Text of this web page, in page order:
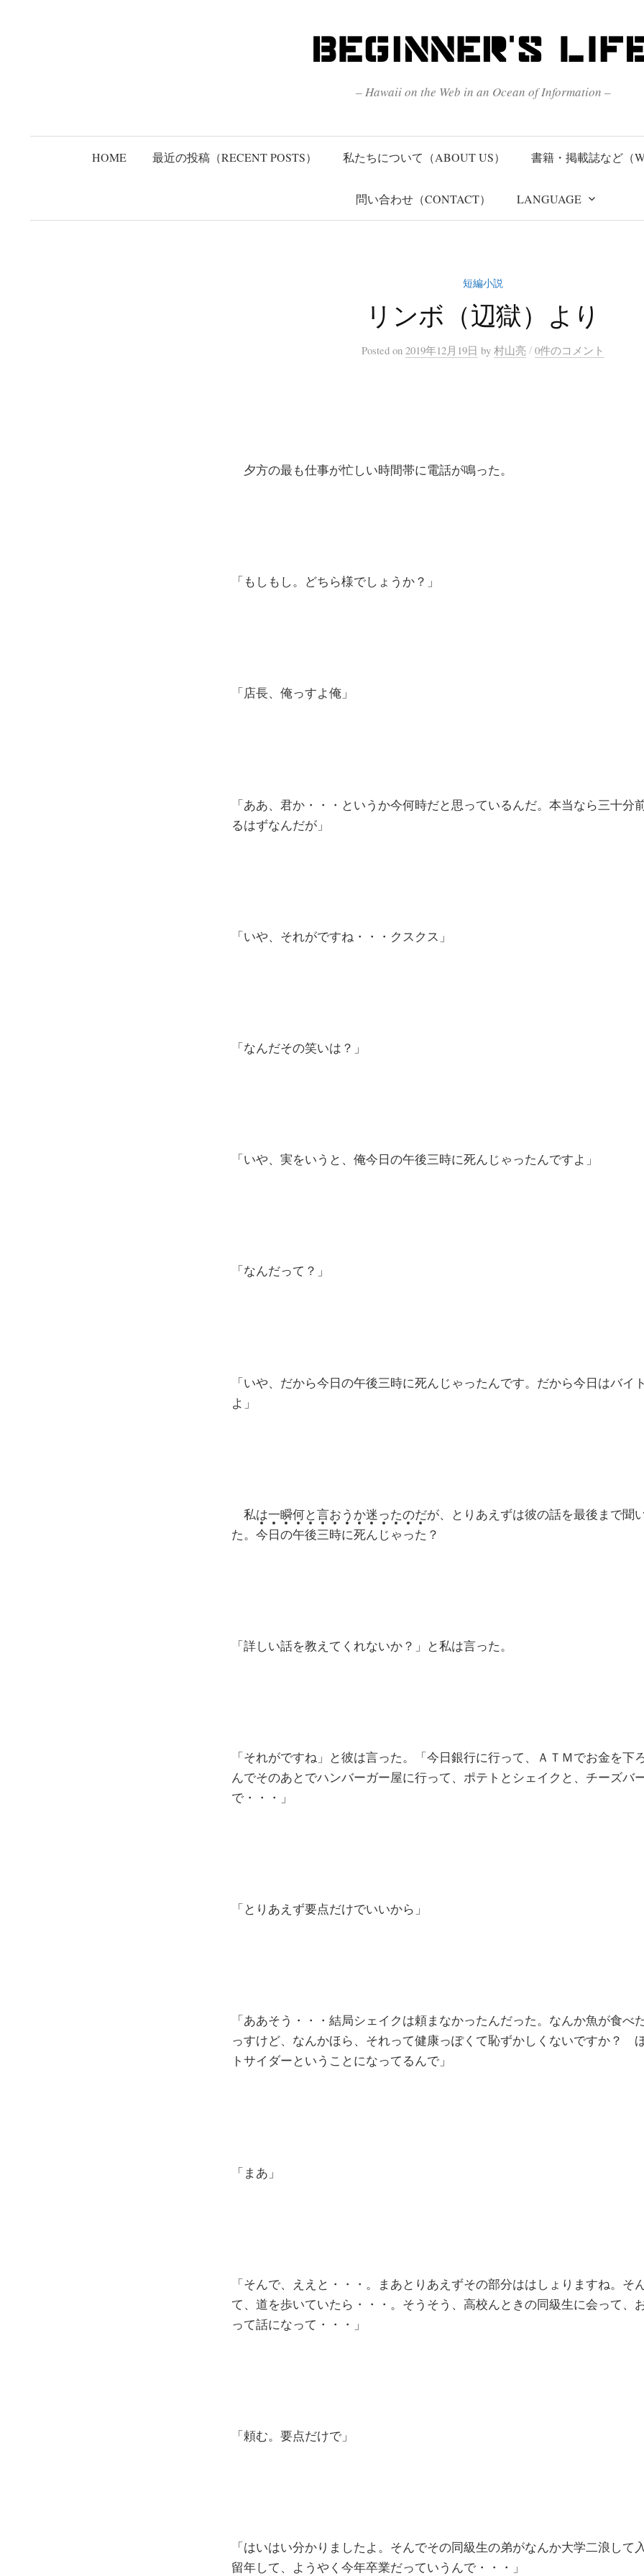
– Hawaii on the Web in an Ocean of Information –
HOME 最近の投稿（RECENT POSTS） 私たちについて（ABOUT US） 書籍・掲載誌など（
問い合わせ（CONTACT） LANGUAGE
短編小説
リンボ（辺獄）より
Posted on 2019年12月19日 by 村山亮 / 0件のコメント
夕方の最も仕事が忙しい時間帯に電話が鳴った。
「もしもし。どちら様でしょうか？」
「店長、俺っすよ俺」
「ああ、君か・・・というか今何時だと思っているんだ。本当なら三十分
るはずなんだが」
「いや、それがですね・・・クスクス」
「なんだその笑いは？」
「いや、実をいうと、俺今日の午後三時に死んじゃったんですよ」
「なんだって？」
「いや、だから今日の午後三時に死んじゃったんです。だから今日はバイ
よ」
私は一瞬何と言おうか迷ったのだが、とりあえずは彼の話を最後まで聞
た。 今日の午後三時に死んじゃった ？
「詳しい話を教えてくれないか？」と私は言った。
「それがですね」と彼は言った。「今日銀行に行って、ＡＴＭでお金を下
んでそのあとでハンバーガー屋に行って、ポテトとシェイクと、チーズバ
で・・・」
「とりあえず要点だけでいいから」
「ああそう・・・結局シェイクは頼まなかったんだった。なんか魚が食べ
っすけど、なんかほら、それって健康っぽくて恥ずかしくないですか？
トサイダーということになってるんで」
「まあ」
「そんで、ええと・・・。まあとりあえずその部分ははしょりますね。そ
て、道を歩いていたら・・・。そうそう、高校んときの同級生に会って、
って話になって・・・」
「頼む。要点だけで」
「はいはい分かりましたよ。そんでその同級生の弟がなんか大学二浪して
留年して、ようやく今年卒業だっていうんで・・・」